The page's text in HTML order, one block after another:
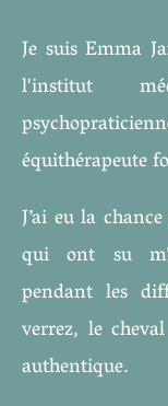
Je suis Emma
l'institut
équithérapeute
J’ai eu la
qui ont su
pendant les
verrez, le
authentique.